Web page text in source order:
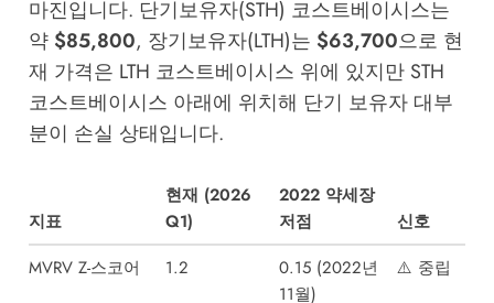
마진입니다. 단기보유자(STH) 코스트베이시스는
약 $85,800, 장기보유자(LTH)는 $63,700으로 현
재 가격은 LTH 코스트베이시스 위에 있지만 STH
코스트베이시스 아래에 위치해 단기 보유자 대부
분이 손실 상태입니다.
지표
현재 (2026
Q1)
2022 약세장
저점
신호
MVRV Z-스코어
1.2
0.15 (2022년
11월)
⚠️ 중립